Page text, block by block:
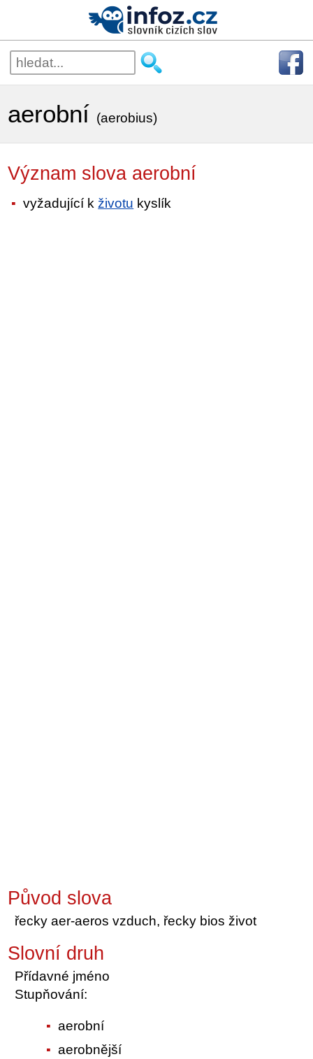
aerobní (aerobius)
Význam slova aerobní
vyžadující kživotu kyslík
Původ slova
řecky aer-aeros vzduch, řecky bios život
Slovní druh
Přídavné jméno
Stupňování:
aerobní
aerobnější